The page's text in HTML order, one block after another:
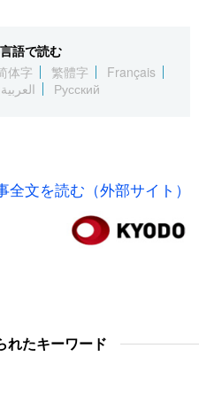
語で読む
体字 繁體字
Français
العربية Русский
全文を読む（外部サイト）
れたキーワード